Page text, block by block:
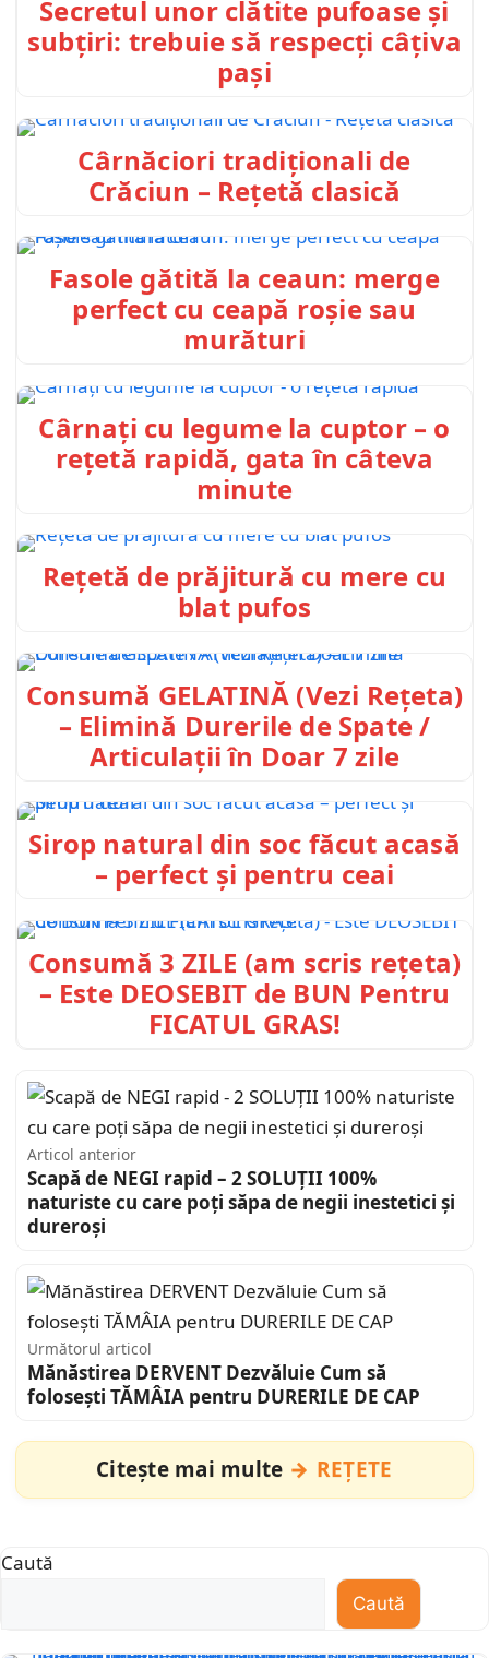
Secretul unor clătite pufoase și
subțiri: trebuie să respecți câțiva
pași
Cârnăciori tradiționali de
Crăciun – Rețetă clasică
Fasole gătită la ceaun: merge
perfect cu ceapă roșie sau
murături
Cârnați cu legume la cuptor – o
rețetă rapidă, gata în câteva
minute
Rețetă de prăjitură cu mere cu
blat pufos
Consumă GELATINĂ (Vezi Rețeta)
– Elimină Durerile de Spate /
Articulații în Doar 7 zile
Sirop natural din soc făcut acasă
– perfect și pentru ceai
Consumă 3 ZILE (am scris rețeta)
– Este DEOSEBIT de BUN Pentru
FICATUL GRAS!
Articol anterior
Scapă de NEGI rapid – 2 SOLUȚII 100%
naturiste cu care poți săpa de negii inestetici și
dureroși
Următorul articol
Mănăstirea DERVENT Dezvăluie Cum să
folosești TĂMÂIA pentru DURERILE DE CAP
Citește mai multe REȚETE
Caută
Caută